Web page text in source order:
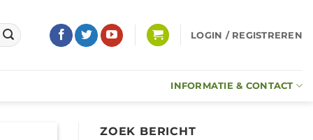
LOGIN / REGISTREREN
INFORMATIE & CONTACT
ZOEK BERICHT